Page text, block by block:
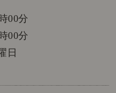
00分
00分
日